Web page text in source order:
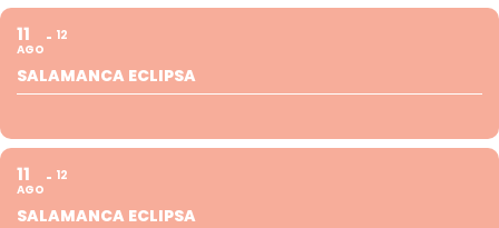
11
AGO
12
SALAMANCA ECLIPSA
11
AGO
12
SALAMANCA ECLIPSA